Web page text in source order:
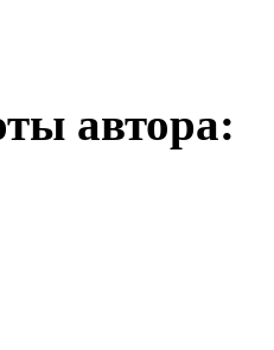
автора: